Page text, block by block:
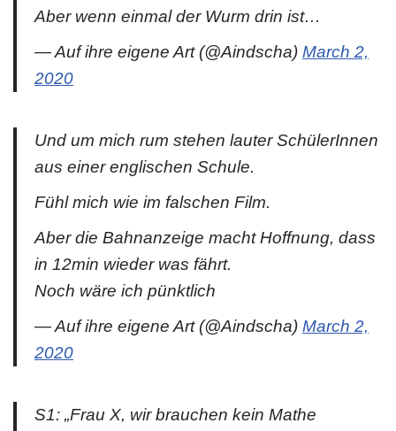
Aber wenn einmal der Wurm drin ist…
— Auf ihre eigene Art (@Aindscha) March 2,
2020
Und um mich rum stehen lauter SchülerInnen
aus einer englischen Schule.
Fühl mich wie im falschen Film.
Aber die Bahnanzeige macht Hoffnung, dass
in 12min wieder was fährt.
Noch wäre ich pünktlich
— Auf ihre eigene Art (@Aindscha) March 2,
2020
S1: „Frau X, wir brauchen kein Mathe